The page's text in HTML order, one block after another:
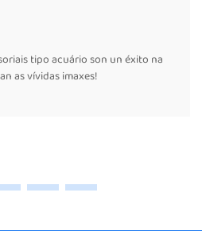
tipo acuário son un éxito na
as vívidas imaxes!